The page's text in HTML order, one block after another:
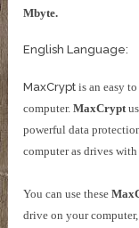
Mbyte.
English Language:
MaxCrypt is an easy
computer.MaxCrypt
powerful data
computer as drives
You can use these
drive on your